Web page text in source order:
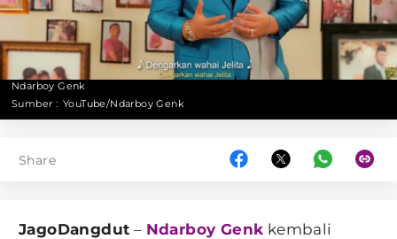
Ndarboy Genk
Sumber : YouTube/Ndarboy Genk
Share
JagoDangdut – Ndarboy Genk kembali